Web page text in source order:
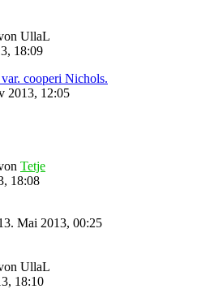
UllaL
18:09
cooperi Nichols.
2013, 12:05
Tetje
18:08
Mai 2013, 00:25
UllaL
18:10